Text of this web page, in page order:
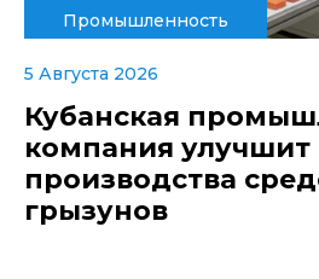
Промышленность
5 Августа 2026
Кубанская
компания улучшит
производства
грызунов